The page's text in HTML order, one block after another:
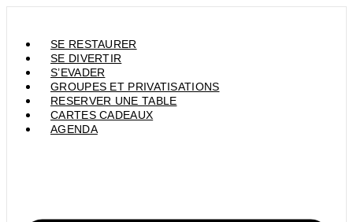
contenu
SE RESTAURER
SE DIVERTIR
S’EVADER
GROUPES ET PRIVATISATIONS
RESERVER UNE TABLE
CARTES CADEAUX
AGENDA